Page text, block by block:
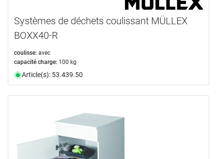
Systèmes de déchets coulissant MÜLLEX
BOXX40-R
coulisse: avec
capacité charge: 100 kg
Article(s): 53.439.50